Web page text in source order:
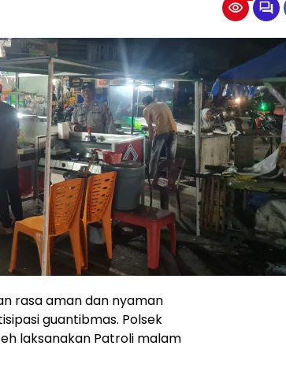
rasa aman dan nyaman
guantibmas. Polsek
laksanakan Patroli malam